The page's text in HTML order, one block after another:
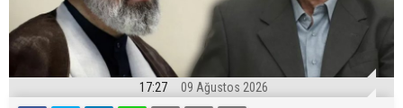
17:27 09 Ağustos 2026